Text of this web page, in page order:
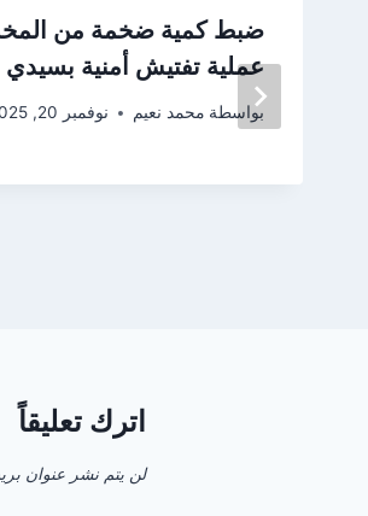
ضبط كمية ضخمة من
عملية تفتيش أمنية بسيدي
بواسطة محمد نعيم نوفمبر 20, 2025
اترك تعليقاً
لن يتم نشر عنوان